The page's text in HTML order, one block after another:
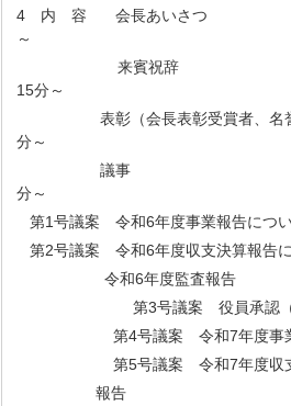
4 内 容 会長あい
～
来賓祝
15分～
表彰（会長表彰受賞者、名誉
分～
議事
分～
第1号議案 令和6年度事業報告につ
第2号議案 令和6年度収支決算報告
令和6年度監査報告
第3号議案 役員承認（案
第4号議案 令和7年度事業計
第5号議案 令和7年度収支予
報告